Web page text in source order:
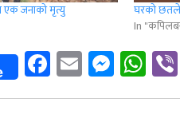
एक जनाको मृत्यु
घरको छतले
In
Facebook
Email